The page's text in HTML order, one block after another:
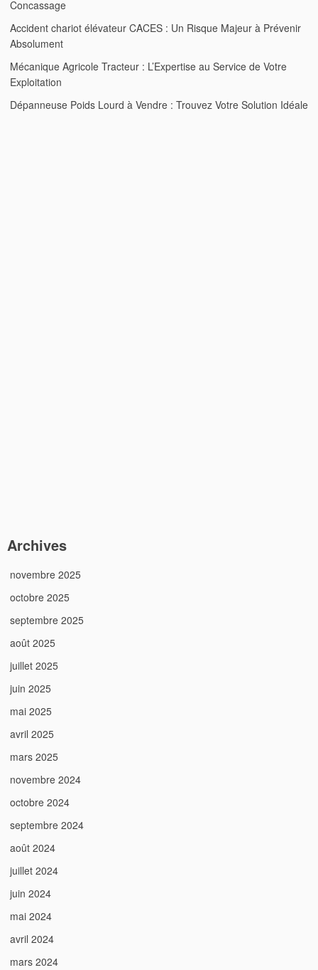
Concassage
Accident chariot élévateur CACES : Un Risque Majeur à Prévenir
Absolument
Mécanique Agricole Tracteur : L’Expertise au Service de Votre
Exploitation
Dépanneuse Poids Lourd à Vendre : Trouvez Votre Solution Idéale
Archives
novembre 2025
octobre 2025
septembre 2025
août 2025
juillet 2025
juin 2025
mai 2025
avril 2025
mars 2025
novembre 2024
octobre 2024
septembre 2024
août 2024
juillet 2024
juin 2024
mai 2024
avril 2024
mars 2024